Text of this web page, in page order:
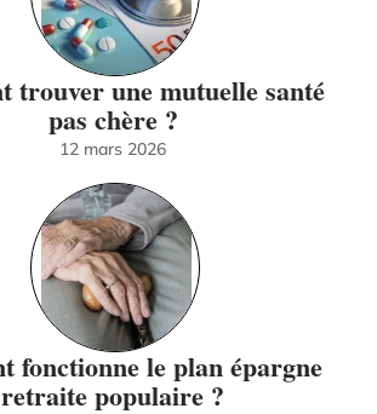
trouver une mutuelle santé
pas chère ?
12 mars 2026
fonctionne le plan épargne
retraite populaire ?